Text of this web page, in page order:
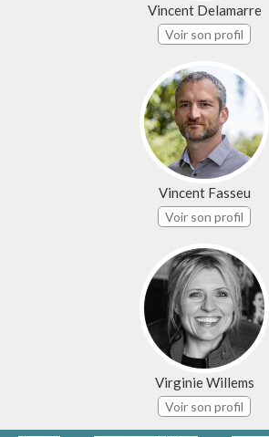
Vincent Delamarre
Voir son profil
Vincent Fasseu
Voir son profil
Virginie Willems
Voir son profil